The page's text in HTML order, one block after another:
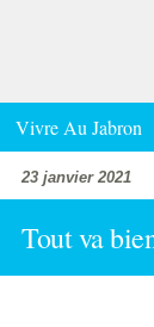
Vivre Au Jabron
23 janvier 2021
Tout va